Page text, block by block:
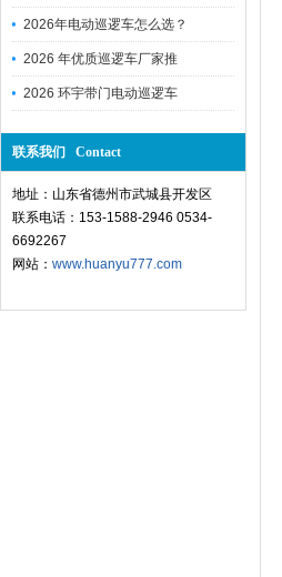
2026年电动巡逻车怎么选？
2026 年优质巡逻车厂家推
2026 环宇带门电动巡逻车
联系我们 Contact
地址：山东省德州市武城县开发区
联系电话：153-1588-2946 0534-
6692267
网站： www.huanyu777.com